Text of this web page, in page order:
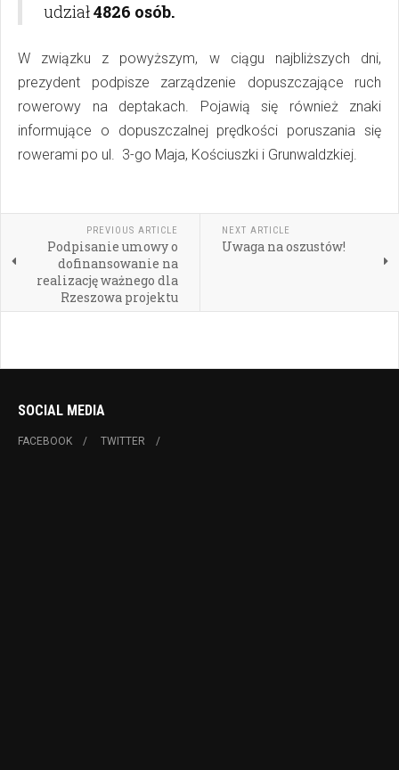
udział4826 osób.
W związku z powyższym, w ciągu najbliższych dni,
prezydent podpisze zarządzenie dopuszczające ruch
rowerowy na deptakach. Pojawią się również znaki
informujące o dopuszczalnej prędkości poruszania się
rowerami po ul. 3-go Maja, Kościuszki i Grunwaldzkiej.
PREVIOUS ARTICLE
Podpisanie umowy o
dofinansowanie na
realizację ważnego dla
Rzeszowa projektu
NEXT ARTICLE
Uwaga na oszustów!
SOCIAL MEDIA
FACEBOOK TWITTER